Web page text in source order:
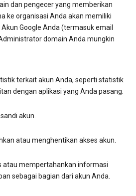
dan pengecer yang memberikan
ke organisasi Anda akan memiliki
Google Anda (termasuk email
domain Anda mungkin
terkait akun Anda, seperti statistik
dengan aplikasi yang Anda pasang.
akun.
atau menghentikan akses akun.
atau mempertahankan informasi
sebagai bagian dari akun Anda.